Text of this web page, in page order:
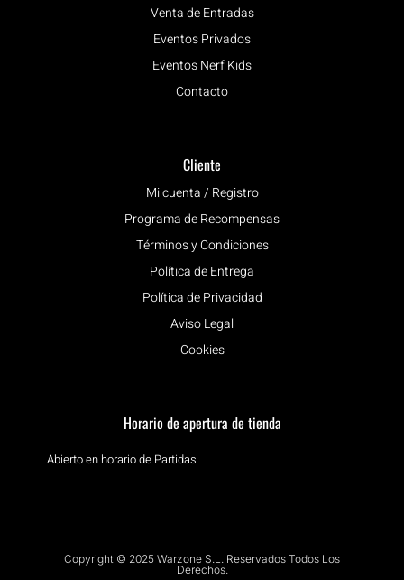
Venta de Entradas
Eventos Privados
Eventos Nerf Kids
Contacto
Cliente
Mi cuenta / Registro
Programa de Recompensas
Términos y Condiciones
Política de Entrega
Política de Privacidad
Aviso Legal
Cookies
Horario de apertura de tienda
Abierto en horario de Partidas
Copyright © 2025 Warzone S.L. Reservados Todos Los
Derechos.